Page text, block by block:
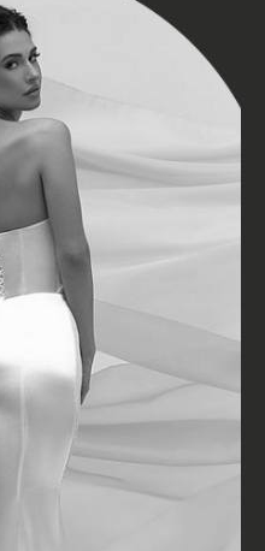
Д.45